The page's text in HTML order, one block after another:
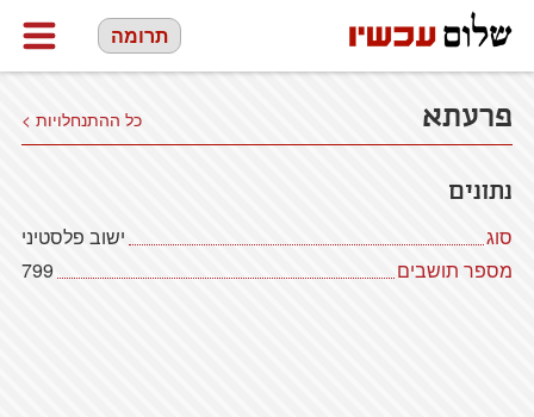
תרומה
פרעתא כל ההתנחלויות >
נתונים
סוג
ישוב פלסטיני
מספר תושבים
799